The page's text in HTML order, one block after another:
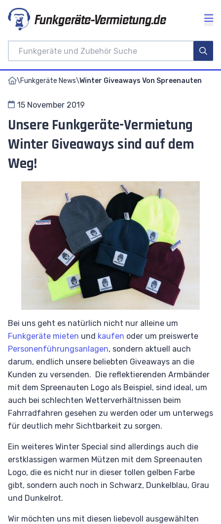
Funkgeräte-Vermietung.de
\Funkgeräte News\Winter Giveaways Von Spreenauten
15 November 2019
Unsere Funkgeräte-Vermietung
Winter Giveaways sind auf dem
Weg!
Bei uns geht es natürlich nicht nur alleine um
Funkgeräte mieten und kaufen oder um preiswerte
Personenführungsanlagen, sondern aktuell auch
darum, endlich unsere beliebten Giveaways an die
Kunden zu versenden. Die reflektierenden Armbänder
mit dem Spreenauten Logo als Beispiel, sind ideal, um
auch bei schlechten Wetterverhältnissen beim
Fahrradfahren gesehen zu werden oder um unterwegs
für deutlich mehr Sichtbarkeit zu sorgen.
Ein weiteres Winter Special sind allerdings auch die
erstklassigen warmen Mützen mit dem Spreenauten
Logo, die es nicht nur in dieser tollen gelben Farbe
gibt, sondern auch noch in Schwarz, Dunkelblau, Grau
und Dunkelrot.
Wir möchten uns mit diesen liebevoll ausgewählten